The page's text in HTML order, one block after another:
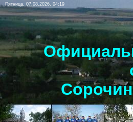
Пятница, 07.08.2026, 04:19